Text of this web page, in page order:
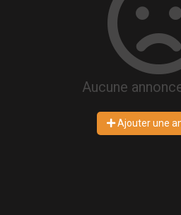
Aucune
Ajouter une